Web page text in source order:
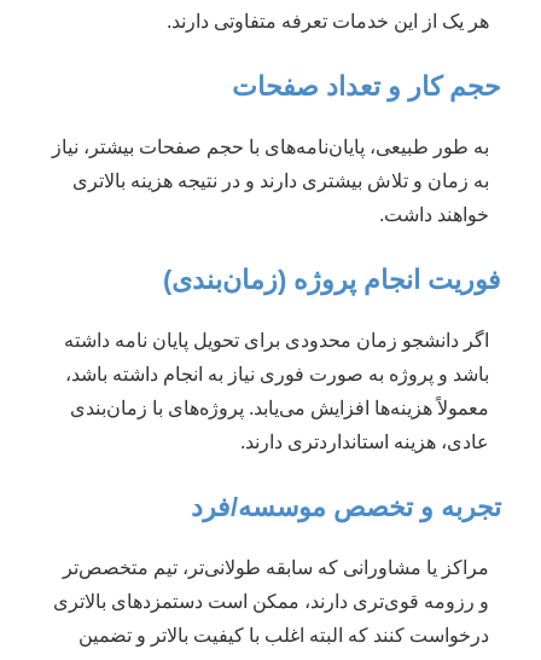
هر یک از این خدمات تعرفه متفاوتی دارند.
حجم کار و تعداد صفحات
به طور طبیعی، پایان‌نامه‌های با حجم صفحات بیشتر، نیاز
به زمان و تلاش بیشتری دارند و در نتیجه هزینه بالاتری
خواهند داشت.
فوریت انجام پروژه (زمان‌بندی)
اگر دانشجو زمان محدودی برای تحویل پایان نامه داشته
باشد و پروژه به صورت فوری نیاز به انجام داشته باشد،
معمولاً هزینه‌ها افزایش می‌یابد. پروژه‌های با زمان‌بندی
عادی، هزینه استانداردتری دارند.
تجربه و تخصص موسسه/فرد
مراکز یا مشاورانی که سابقه طولانی‌تر، تیم متخصص‌تر
و رزومه قوی‌تری دارند، ممکن است دستمزدهای بالاتری
درخواست کنند که البته اغلب با کیفیت بالاتر و تضمین